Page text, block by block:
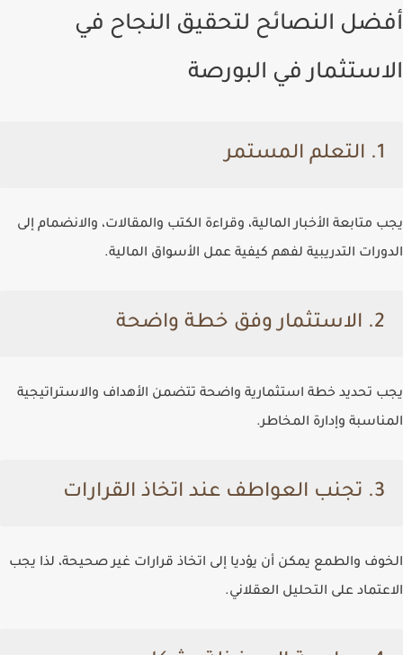
أفضل النصائح لتحقيق النجاح في
الاستثمار في البورصة
1. التعلم المستمر
يجب متابعة الأخبار المالية، وقراءة الكتب والمقالات، والانضمام إلى
الدورات التدريبية لفهم كيفية عمل الأسواق المالية.
2. الاستثمار وفق خطة واضحة
يجب تحديد خطة استثمارية واضحة تتضمن الأهداف والاستراتيجية
المناسبة وإدارة المخاطر.
3. تجنب العواطف عند اتخاذ القرارات
الخوف والطمع يمكن أن يؤديا إلى اتخاذ قرارات غير صحيحة، لذا يجب
الاعتماد على التحليل العقلاني.